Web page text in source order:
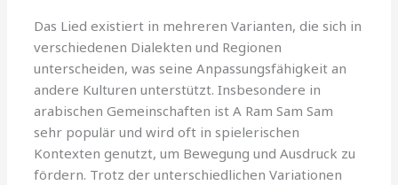
Das Lied existiert in mehreren Varianten, die sich in
verschiedenen Dialekten und Regionen
unterscheiden, was seine Anpassungsfähigkeit an
andere Kulturen unterstützt. Insbesondere in
arabischen Gemeinschaften ist A Ram Sam Sam
sehr populär und wird oft in spielerischen
Kontexten genutzt, um Bewegung und Ausdruck zu
fördern. Trotz der unterschiedlichen Variationen